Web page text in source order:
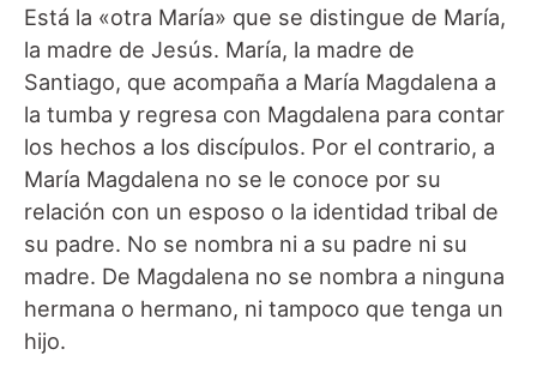
Está la «otra María» que se distingue de María,
la madre de Jesús. María, la madre de
Santiago, que acompaña a María Magdalena a
la tumba y regresa con Magdalena para contar
los hechos a los discípulos. Por el contrario, a
María Magdalena no se le conoce por su
relación con un esposo o la identidad tribal de
su padre. No se nombra ni a su padre ni su
madre. De Magdalena no se nombra a ninguna
hermana o hermano, ni tampoco que tenga un
hijo.